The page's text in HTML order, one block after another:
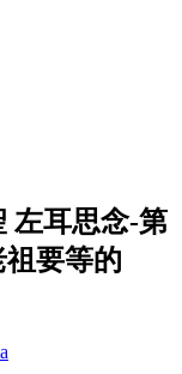
左耳思念-第
要等的